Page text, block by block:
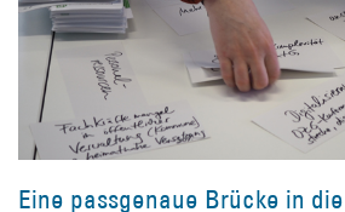
Eine passgenaue Brücke in